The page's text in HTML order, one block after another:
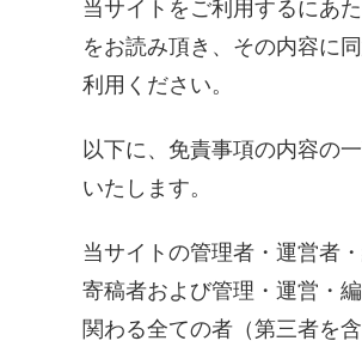
当サイトをご利用するにあた
をお読み頂き、その内容に
利用ください。
以下に、免責事項の内容の
いたします。
当サイトの管理者・運営者
寄稿者および管理・運営・
関わる全ての者（第三者を